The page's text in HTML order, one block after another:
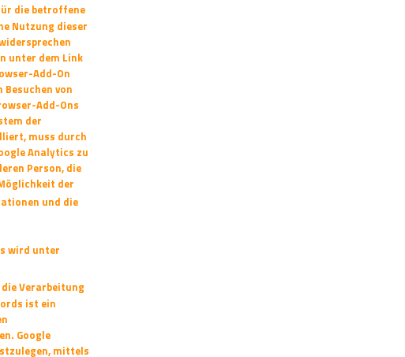
die betroffene
Nutzung dieser
unter dem Link
Add-On
von
Add-Ons
der
muss durch
Analytics zu
Person, die
der
und die
wird unter
Verarbeitung
ist ein
Google
mittels